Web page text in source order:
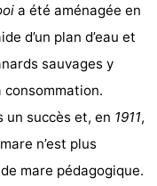
a été aménagée en
d’un plan d’eau et
sauvages y
un succès et, en 1911,
n’est plus
mare pédagogique.